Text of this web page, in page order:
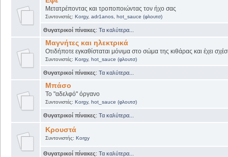
Μετατρέποντας και τροποποιώντας τον ήχο σας
Συντονιστές: Korgy, adr1anos, hot_sauce (φλουτσ)
Θυγατρικοί πίνακες: Τα καλύτερα...
Μαγνήτες και ηλεκτρικά
Οτιδήποτε εγκαθίσταται μόνιμα στο σώμα της κιθάρας και έχει
Συντονιστές: Korgy, hot_sauce (φλουτσ)
Θυγατρικοί πίνακες: Τα καλύτερα...
Μπάσο
Το "αδελφό" όργανο
Συντονιστές: Korgy, hot_sauce (φλουτσ)
Θυγατρικοί πίνακες: Τα καλύτερα...
Κρουστά
Συντονιστής: Korgy
Θυγατρικοί πίνακες: Τα καλύτερα...